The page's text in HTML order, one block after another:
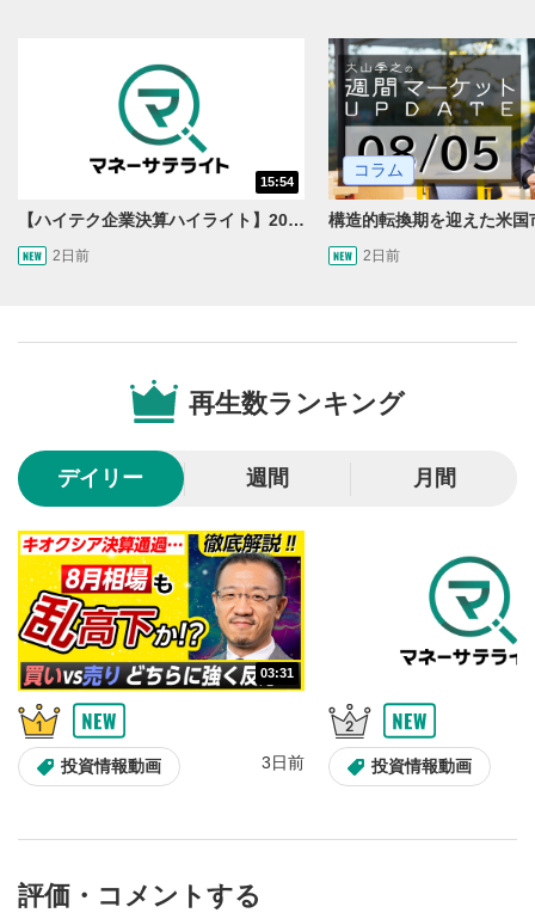
動画再生エリア
動画再生エリアをクリックすると、動画を再生または
一時停止します。
2
再生/一時停止
動画を再生または一時停止します。
10秒戻し/10秒送り
10秒、動画を巻き戻し/早送りします。
シークバー
再生位置を示しています。再生したい位置をクリック
するとその位置から動画が再生されます。
6
画質/再生速度の設定
画質の選択/再生速度の変更ができます。
7
音量調整
スライダーを上下すると音量が調整できます。
8
全画面表示
15:54
【ハイテク企業決算ハイライト】2027年分のメモリに売切れ報道!?＜米国マーケットダイジェスト8/5号＞
2日前
コラム
2日前
再生数ランキング
デイリー 週間 月間
03:31
投資情報動画 3日前 投資情報動画
評価・コメントする